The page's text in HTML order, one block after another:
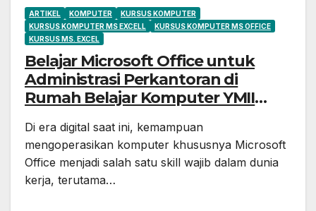
ARTIKEL KOMPUTER
KURSUS KOMPUTER
KURSUS KOMPUTER MS EXCELL
KURSUS KOMPUTER MS OFFICE
KURSUS MS. EXCEL
Belajar Microsoft Office untuk
Administrasi Perkantoran di
Rumah Belajar Komputer YMII
Di era digital saat ini, kemampuan
mengoperasikan komputer khususnya Microsoft
Office menjadi salah satu skill wajib dalam dunia
kerja, terutama…